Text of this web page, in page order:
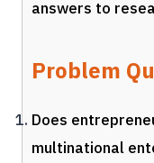
answers to
Problem
Does
multinational